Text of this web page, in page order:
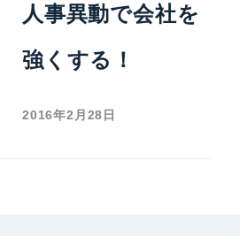
人事異動で会社を
強くする！
2016年2月28日